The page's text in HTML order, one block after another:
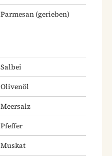
Parmesan (gerieben)
Salbei
Olivenöl
Meersalz
Pfeffer
Muskat